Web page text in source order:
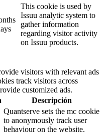
This cookie is used by
Issuu analytic system to
gather information
regarding visitor activity
on Issuu products.
visitors with relevant ads
track visitors across
customized ads.
Descripción
Quantserve sets the mc cookie
to anonymously track user
behaviour on the website.